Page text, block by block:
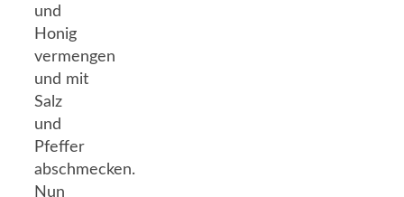
und
Honig
vermengen
und mit
Salz
und
Pfeffer
abschmecken.
Nun